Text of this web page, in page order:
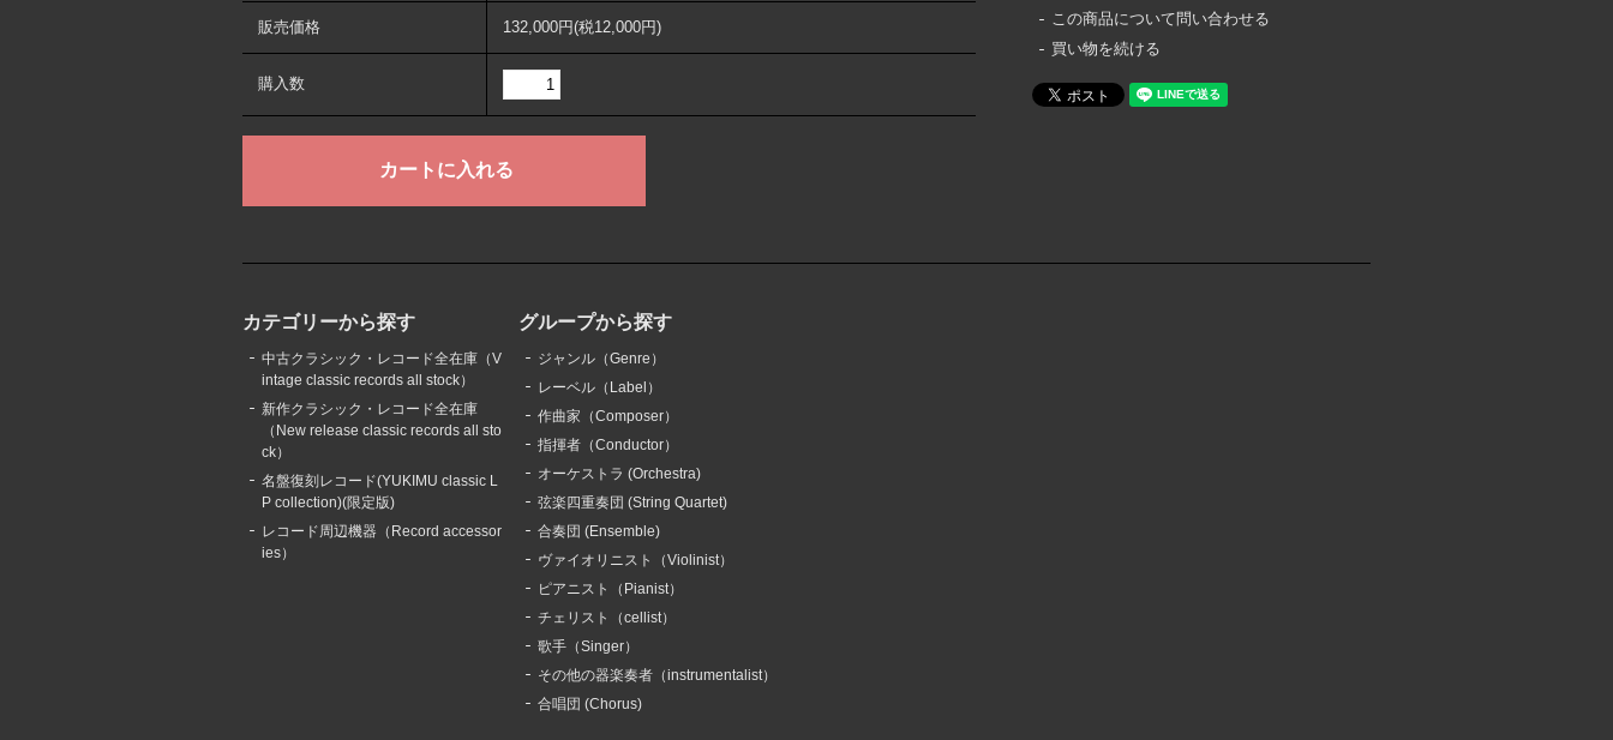
販売価格 132,000円(税12,000円)
購入数
この商品について問い合わせる
買い物を続ける
カテゴリーから探す
中古クラシック・レコード全在庫（V
intage classic records all stock）
新作クラシック・レコード全在庫
（New release classic records all sto
ck）
名盤復刻レコード(YUKIMU classic L
P collection)(限定版)
レコード周辺機器（Record accessor
ies）
グループから探す
ジャンル（Genre）
レーベル（Label）
作曲家（Composer）
指揮者（Conductor）
オーケストラ (Orchestra)
弦楽四重奏団 (String Quartet)
合奏団 (Ensemble)
ヴァイオリニスト（Violinist）
ピアニスト（Pianist）
チェリスト（cellist）
歌手（Singer）
その他の器楽奏者（instrumentalist）
合唱団 (Chorus)